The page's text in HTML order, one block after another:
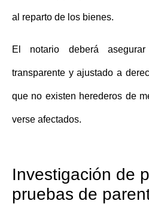
al reparto de los bienes.
El notario deberá
transparente y ajustado a
que no existen herederos de
verse afectados.
Investigación de
pruebas de